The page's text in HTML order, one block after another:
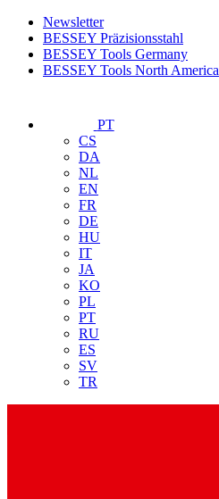
Newsletter
BESSEY Präzisionsstahl
BESSEY Tools Germany
BESSEY Tools North America
PT
CS
DA
NL
EN
FR
DE
HU
IT
JA
KO
PL
PT
RU
ES
SV
TR